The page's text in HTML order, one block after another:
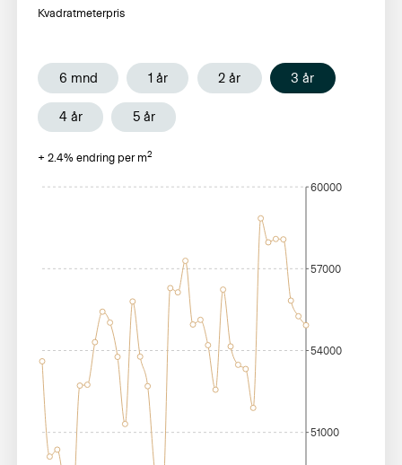
Kvadratmeterpris
6 mnd 1 år 2 år 3 år
4 år 5 år
+2.4% endring per m2
51000
54000
57000
60000